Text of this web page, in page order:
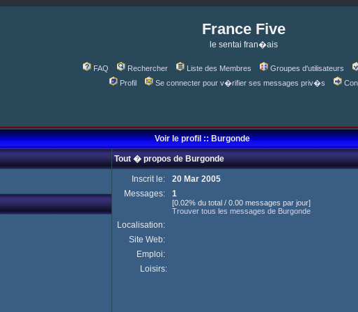
France Five
le sentai fran�ais
FAQ Rechercher Liste des Membres Groupes d'utilisateurs
Profil
Se connecter pour v�rifier ses messages priv�s
Voir le profil :: Burgonde
Tout � propos de Burgonde
Inscrit le:
20 Mar 2005
Messages:
1
[0.02% du total / 0.00 messages par jour]
Trouver tous les messages de Burgonde
Localisation:
Site Web:
Emploi:
Loisirs: